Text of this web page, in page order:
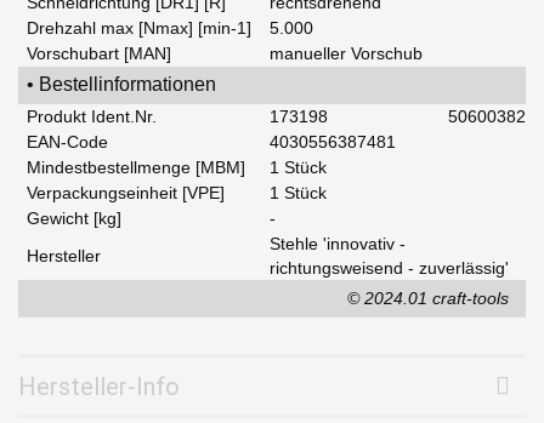
Drehzahl max [Nmax] [min-1]
5.000
Vorschubart [MAN]
manueller Vorschub
• Bestellinformationen
Produkt Ident.Nr. 173198
50600382
EAN-Code
4030556387481
Mindestbestellmenge [MBM]
1 Stück
Verpackungseinheit [VPE]
1 Stück
Gewicht [kg]
-
Hersteller
Stehle 'innovativ -
richtungsweisend - zuverlässig'
© 2024.01 craft-tools
Hersteller-Info